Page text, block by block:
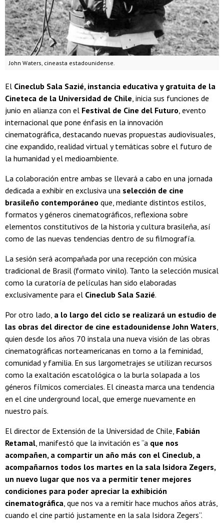
John Waters, cineasta estadounidense.
El Cineclub Sala Sazié, instancia educativa y gratuita de la
Cineteca de la Universidad de Chile , inicia sus funciones de
junio en alianza con el Festival de Cine del Futuro , evento
internacional que pone énfasis en la innovación
cinematográfica, destacando nuevas propuestas audiovisuales,
cine expandido, realidad virtual y temáticas sobre el futuro de
la humanidad y el medioambiente.
La colaboración entre ambas se llevará a cabo en una jornada
dedicada a exhibir en exclusiva una selección de cine
brasileño contemporáneo que, mediante distintos estilos,
formatos y géneros cinematográficos, reflexiona sobre
elementos constitutivos de la historia y cultura brasileña, así
como de las nuevas tendencias dentro de su filmografía.
La sesión será acompañada por una recepción con música
tradicional de Brasil (formato vinilo). Tanto la selección musical
como la curatoría de películas han sido elaboradas
exclusivamente para el Cineclub Sala Sazié.
Por otro lado, a lo largo del ciclo se realizará un estudio de
las obras del director de cine estadounidense John Waters
quien desde los años 70 instala una nueva visión de las obras
cinematográficas norteamericanas en torno a la feminidad,
comunidad y familia. En sus largometrajes se utilizan recursos
como la exaltación escatológica o la burla solapada a los
géneros fílmicos comerciales. El cineasta marca una tendencia
en el cine underground local, que emerge nuevamente en
nuestro país.
El director de Extensión de la Universidad de Chile, Fabián
Retamal , manifestó que la invitación es “a que nos
acompañen, a compartir un año más con el Cineclub, a
acompañarnos todos los martes en la sala Isidora Zegers,
un nuevo lugar que nos va a permitir tener mejores
condiciones para poder apreciar la exhibición
cinematográfica , que nos va a remitir hace muchos años atrás,
cuando el cine partió justamente en la sala Isidora Zegers”.